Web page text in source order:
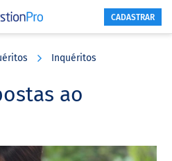
CADASTRAR
Inquéritos
ao